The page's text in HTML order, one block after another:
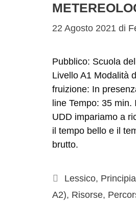
22 Agosto 2021 di
Pubblico: Scuola
Livello A1 Modalità
fruizione: In
line Tempo: 35 min.
UDD impariamo a
il tempo bello e il
brutto.
Lessico,
A2), Risorse,